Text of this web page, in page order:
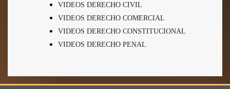
VIDEOS DERECHO CIVIL
VIDEOS DERECHO COMERCIAL
VIDEOS DERECHO CONSTITUCIONAL
VIDEOS DERECHO PENAL